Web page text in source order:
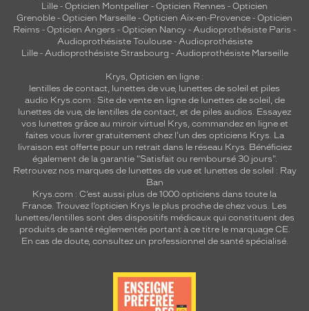
Lille - Opticien Montpellier - Opticien Rennes - Opticien
Grenoble - Opticien Marseille - Opticien Aix-en-Provence - Opticien
Reims - Opticien Angers - Opticien Nancy - Audioprothésiste Paris -
Audioprothésiste Toulouse- Audioprothésiste
Lille- Audioprothésiste Strasbourg - Audioprothésiste Marseille
Krys, Opticien en ligne :
lentilles de contact, lunettes de vue, lunettes de soleil et piles
audio Krys.com : Site de vente en ligne de lunettes de soleil, de
lunettes de vue, de lentilles de contact, et de piles audios. Essayez
vos lunettes grâce au miroir virtuel Krys, commandez en ligne et
faites vous livrer gratuitement chez l'un des opticiens Krys. La
livraison est offerte pour un retrait dans le réseau Krys. Bénéficiez
également de la garantie "Satisfait ou remboursé 30 jours".
Retrouvez nos marques de lunettes de vue et lunettes de soleil : Ray
Ban
Krys.com : C’est aussi plus de 1000 opticiens dans toute la
France. Trouvez l’opticien Krys le plus proche de chez vous. Les
lunettes/lentilles sont des dispositifs médicaux qui constituent des
produits de santé réglementés portant à ce titre le marquage CE.
En cas de doute, consultez un professionnel de santé spécialisé.